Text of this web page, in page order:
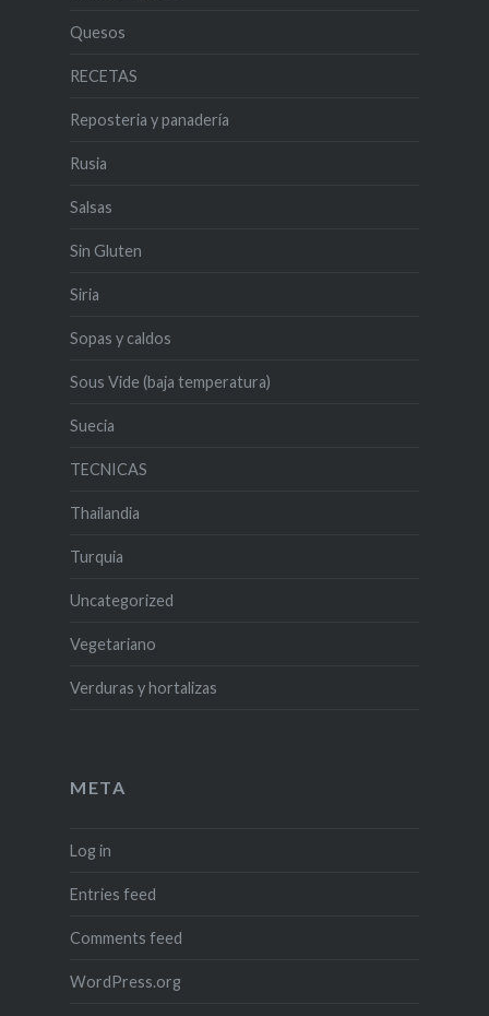
Quesos
RECETAS
Reposteria y panadería
Rusia
Salsas
Sin Gluten
Siria
Sopas y caldos
Sous Vide (baja temperatura)
Suecia
TECNICAS
Thailandia
Turquia
Uncategorized
Vegetariano
Verduras y hortalizas
META
Log in
Entries feed
Comments feed
WordPress.org